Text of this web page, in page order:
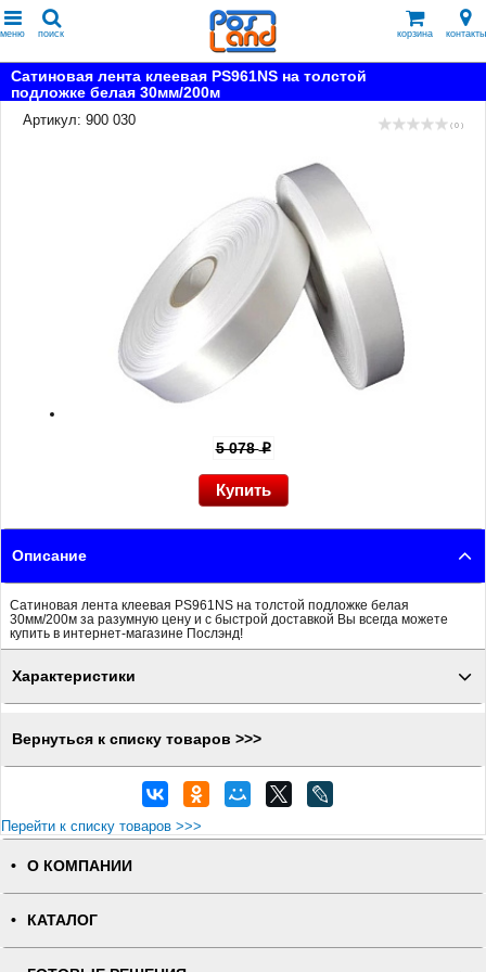
меню поиск корзина контакты
Сатиновая лента клеевая PS961NS на толстой
подложке белая 30мм/200м
Артикул: 900 030
( 0 )
5 078p
Описание
Сатиновая лента клеевая PS961NS на толстой подложке белая
30мм/200м за разумную цену и с быстрой доставкой Вы всегда можете
купить в интернет-магазине Послэнд!
Характеристики
Вернуться к списку товаров >>>
Перейти к списку товаров >>>
О КОМПАНИИ
КАТАЛОГ